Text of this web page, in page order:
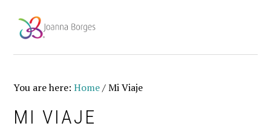
primary
navigation
main
content
footer
You are here:Home/Mi Viaje
MI VIAJE